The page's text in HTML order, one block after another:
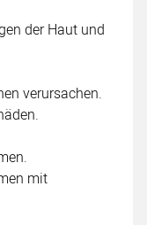
der Haut und
verursachen.
mit